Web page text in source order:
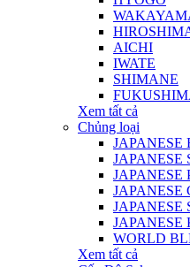
AICHI
IWATE
SHIMANE
Xem tất cả
Chủng loại
JAPANESE
JAPANESE
JAPANESE
JAPANESE
JAPANESE
JAPANESE
WORLD
Xem tất cả